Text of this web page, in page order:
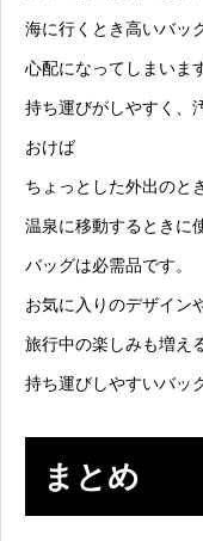
海に行くとき高いバッ
心配になってしまいま
持ち運びがしやすく、
おけば
ちょっとした外出のと
温泉に移動するときに
バッグは必需品です。
お気に入りのデザイン
旅行中の楽しみも増え
持ち運びしやすいバッ
まとめ